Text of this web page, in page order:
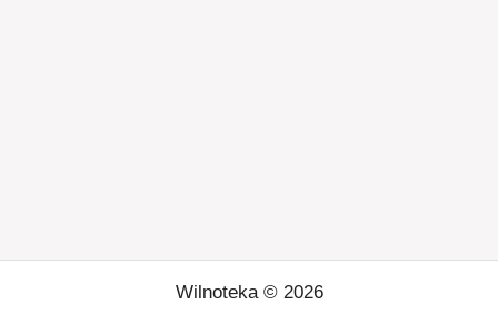
Wilnoteka © 2026